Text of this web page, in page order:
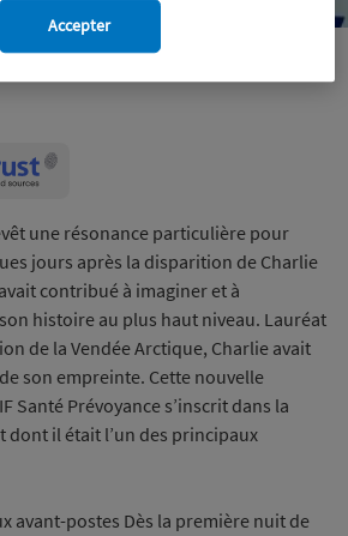
une résonance particulière pour
jours après la disparition de Charlie
contribué à imaginer et à
histoire au plus haut niveau. Lauréat
de la Vendée Arctique, Charlie avait
son empreinte. Cette nouvelle
Santé Prévoyance s’inscrit dans la
dont il était l’un des principaux
avant-postes Dès la première nuit de
Accepter